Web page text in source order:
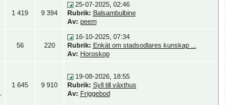
1 419 9 394
25-07-2025, 02:46
Rubrik: Balsambulbine
Av: peem
56 220
16-10-2025, 07:34
Rubrik: Enkät om stadsodlares kunskap ...
Av: Horoskop
1 645 9 910
19-08-2026, 18:55
Rubrik: Syll till växthus
Av: Friggebod